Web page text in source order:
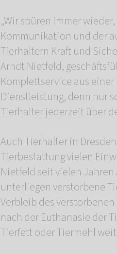
„Wir spüren immer
Kommunikation und der
Tierhaltern Kraft und
Arndt Nietfeld,
Komplettservice aus
Dienstleistung, denn nur
Tierhalter jederzeit über
Auch Tierhalter in
Tierbestattung vielen
Nietfeld seit vielen
unterliegen verstorbene
Verbleib des
nach der Euthanasie der
Tierfett oder Tiermehl